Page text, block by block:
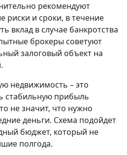
рекомендуют
риски и сроки, в течение
вклад в случае банкротства
брокеры советуют
залоговый объект на
недвижимость – это
стабильную прибыль
не значит, что нужно
деньги. Схема подойдет
бюджет, который не
полгода.